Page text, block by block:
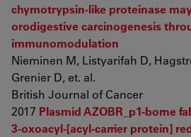
chymotrypsin-like proteinase
orodigestive carcinogenesis
immunomodulation
Nieminen M, Listyarifah D,
Grenier D, et. al.
British Journal of Cancer
2017 Plasmid AZOBR_p1-borne
3-oxoacyl-[acyl-carrier protein]